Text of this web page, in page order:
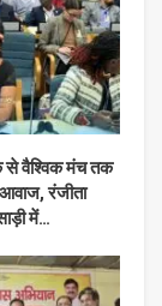
वैश्विक मंच तक
रंजीता
में…